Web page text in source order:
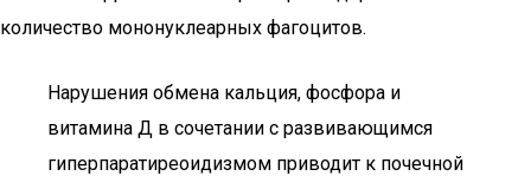
количество мононуклеарных фагоцитов.
Нарушения обмена кальция, фосфора и
витамина Д в сочетании с развивающимся
гиперпаратиреоидизмом приводит к почечной